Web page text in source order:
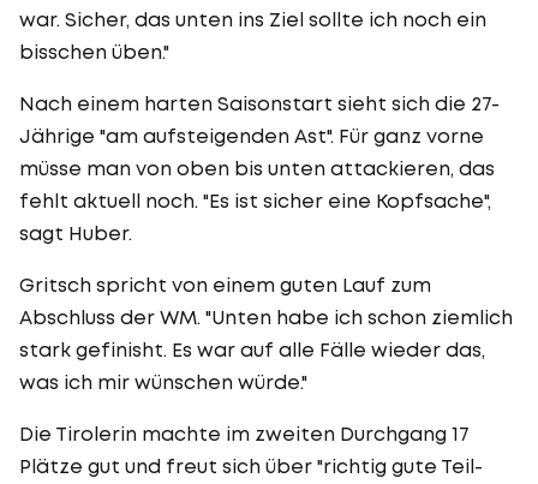
war. Sicher, das unten ins Ziel sollte ich noch ein
bisschen üben."
Nach einem harten Saisonstart sieht sich die 27-
Jährige "am aufsteigenden Ast". Für ganz vorne
müsse man von oben bis unten attackieren, das
fehlt aktuell noch. "Es ist sicher eine Kopfsache",
sagt Huber.
Gritsch spricht von einem guten Lauf zum
Abschluss der WM. "Unten habe ich schon ziemlich
stark gefinisht. Es war auf alle Fälle wieder das,
was ich mir wünschen würde."
Die Tirolerin machte im zweiten Durchgang 17
Plätze gut und freut sich über "richtig gute Teil-